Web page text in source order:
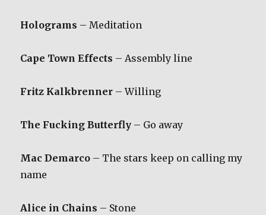
Holograms – Meditation
Cape Town Effects – Assembly line
Fritz Kalkbrenner – Willing
The Fucking Butterfly – Go away
Mac Demarco – The stars keep on calling my
name
Alice in Chains – Stone